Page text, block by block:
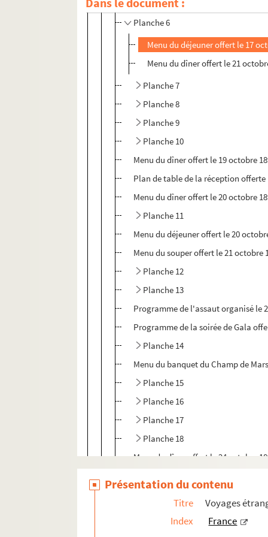
Planche 5
Planche 6
Menu du déjeuner offert le 17
Menu du dîner offert le 21
Planche 7
Planche 8
Planche 9
Planche 10
Menu du dîner offert le 19 octobre
Plan de table de la réception
Menu du dîner offert le 20 octobre
Planche 11
Menu du déjeuner offert le 20
Menu du souper offert le 21 octobre
Planche 12
Planche 13
Programme de l'assaut organisé le
Programme de la soirée de Gala
Planche 14
Menu du banquet du Champ de
Planche 15
Planche 16
Planche 17
Planche 18
Menu du dîner offert le 24 octobre
Présentation du contenu
Titre
Voyages
Index
France